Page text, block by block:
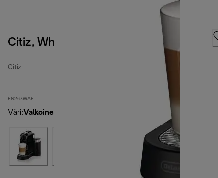
Citiz, White
Citiz
EN267.WAE
Väri:Valkoinen